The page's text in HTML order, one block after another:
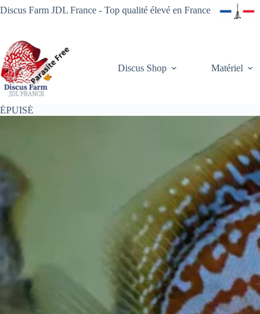
Passer
au
Discus Farm JDL France - Top qualité élevé en France
Discus Shop Matériel
ÉPUISÉ